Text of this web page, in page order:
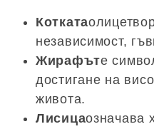
Котката
независимост,
Жирафъте
достигане на
живота.
Лисицаозначава